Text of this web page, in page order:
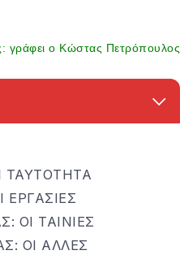
γράφει ο Κώστας Πετρόπουλος
ΤΑΥΤΟΤΗΤΑ
ΟΙ ΤΑΙΝΙΕΣ
ΟΙ ΑΛΛΕΣ